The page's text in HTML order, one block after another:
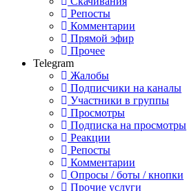
Репосты
Комментарии
Прямой эфир
Прочее
Telegram
Жалобы
Подписчики на каналы
Участники в группы
Просмотры
Подписка на просмотры
Реакции
Репосты
Комментарии
Опросы / боты / кнопки
Прочие услуги